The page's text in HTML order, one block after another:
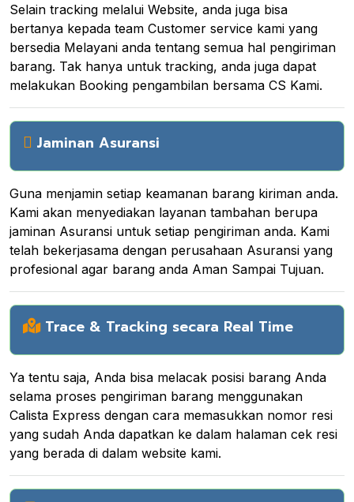
Selain tracking melalui Website, anda juga bisa
bertanya kepada team Customer service kami yang
bersedia Melayani anda tentang semua hal pengiriman
barang. Tak hanya untuk tracking, anda juga dapat
melakukan Booking pengambilan bersama CS Kami.
Jaminan Asuransi
Guna menjamin setiap keamanan barang kiriman anda.
Kami akan menyediakan layanan tambahan berupa
jaminan Asuransi untuk setiap pengiriman anda. Kami
telah bekerjasama dengan perusahaan Asuransi yang
profesional agar barang anda Aman Sampai Tujuan.
Trace & Tracking secara Real Time
Ya tentu saja, Anda bisa melacak posisi barang Anda
selama proses pengiriman barang menggunakan
Calista Express dengan cara memasukkan nomor resi
yang sudah Anda dapatkan ke dalam halaman cek resi
yang berada di dalam website kami.